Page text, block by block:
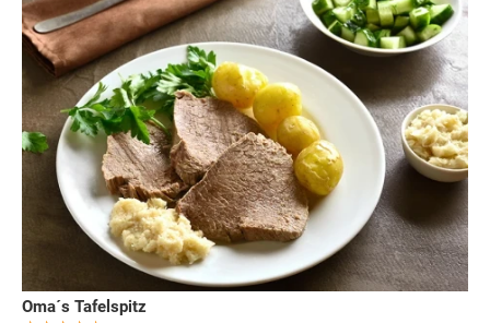
Oma´s Tafelspitz